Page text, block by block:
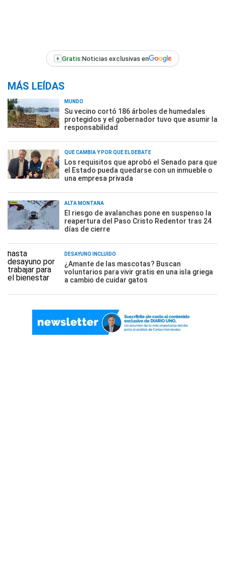
+ Gratis:Noticias exclusivas en
MÁS LEÍDAS
MUNDO
Su vecino cortó 186 árboles de humedales
protegidos y el gobernador tuvo que asumir la
responsabilidad
QUÉ CAMBIA Y POR QUÉ EL DEBATE
Los requisitos que aprobó el Senado para que
el Estado pueda quedarse con un inmueble o
una empresa privada
ALTA MONTAÑA
El riesgo de avalanchas pone en suspenso la
reapertura del Paso Cristo Redentor tras 24
días de cierre
DESAYUNO INCLUÍDO
¿Amante de las mascotas? Buscan
voluntarios para vivir gratis en una isla griega
a cambio de cuidar gatos